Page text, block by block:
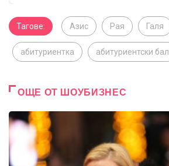
Тагове: Азис Рая Галя
абитуриентка абитуриентски бал
ОЩЕ ОТ ШОУБИЗНЕС